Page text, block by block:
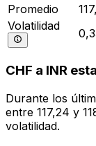
Promedio
Volatilidad
CHF a INR
Durante los
entre 117,24 y
volatilidad.